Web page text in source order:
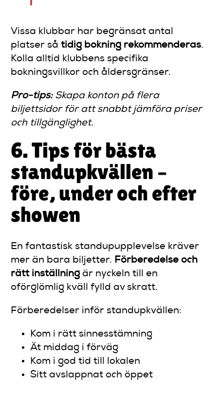
Vissa klubbar har begränsat antal
platser såtidig bokning rekommenderas.
Kolla alltid klubbens specifika
bokningsvillkor och åldersgränser.
Pro-tips: Skapa konton på flera
biljettsidor för att snabbt jämföra priser
och tillgänglighet.
6. Tips för bästa
standupkvällen –
före, under och efter
showen
En fantastisk standupupplevelse kräver
mer än bara biljetter. Förberedelse och
rätt inställning är nyckeln till en
oförglömlig kväll fylld av skratt.
Förberedelser inför standupkvällen:
Kom i rätt sinnesstämning
Ät middag i förväg
Kom i god tid till lokalen
Sitt avslappnat och öppet